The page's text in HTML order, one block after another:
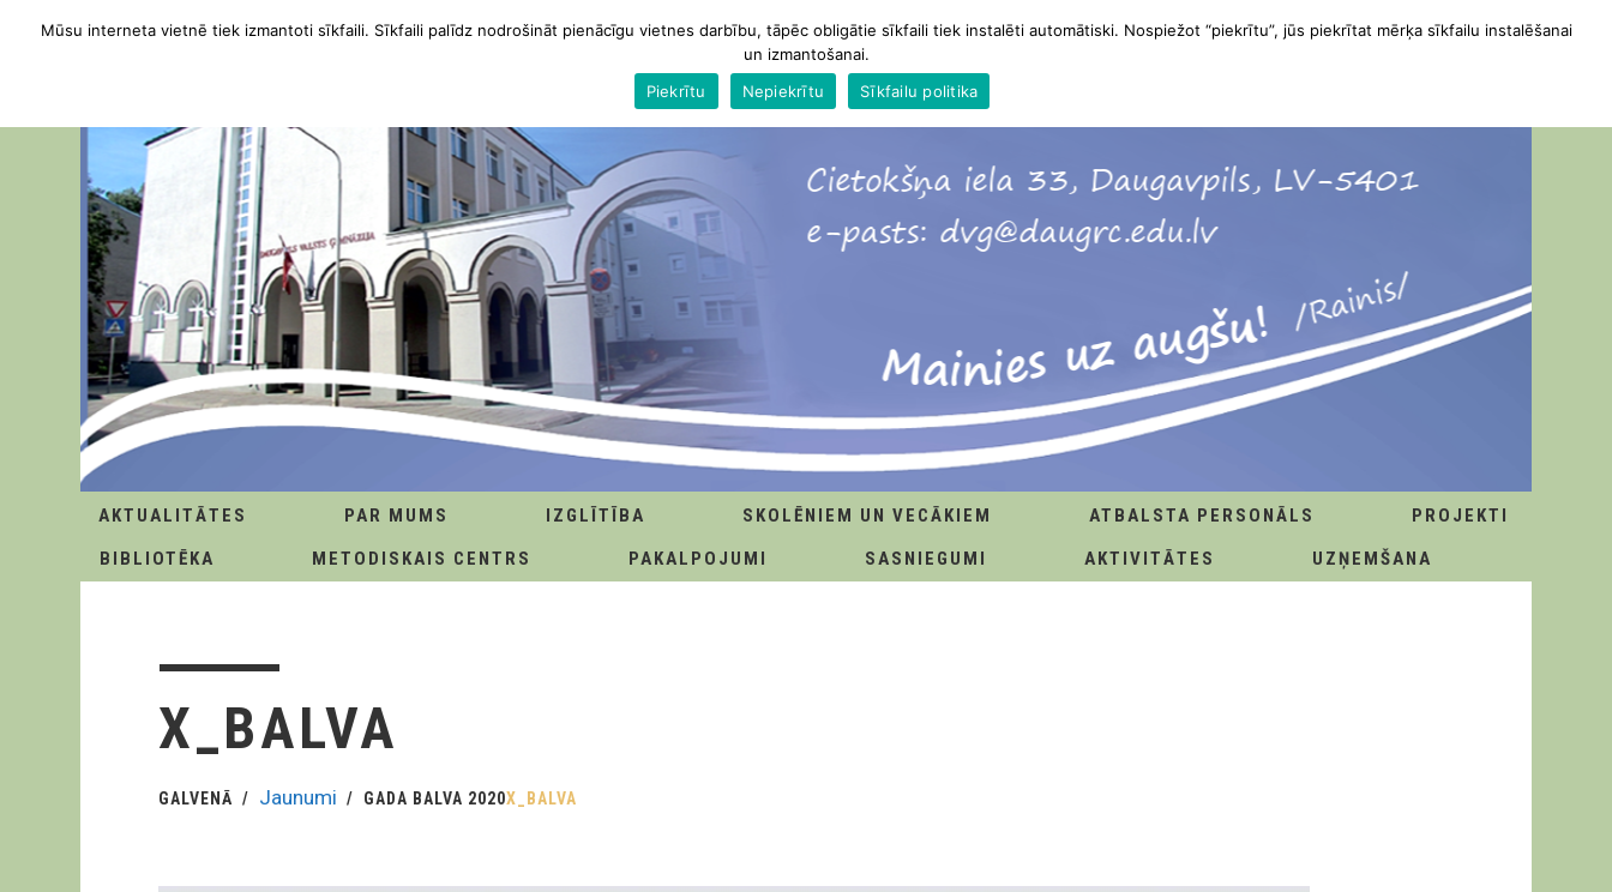
AKTUALITĀTES PAR MUMS IZGLĪTĪBA SKOLĒNIEM UN VECĀKIEM ATBALSTA PERSONĀLS
PROJEKTI
BIBLIOTĒKA
METODISKAIS CENTRS PAKALPOJUMI SASNIEGUMI AKTIVITĀTES UZŅEMŠANA
X_BALVA
GALVENĀ Jaunumi GADA BALVA 2020X_BALVA
Mūsu interneta vietnē tiek izmantoti sīkfaili. Sīkfaili palīdz nodrošināt pienācīgu vietnes darbību, tāpēc obligātie sīkfaili tiek instalēti automātiski. Nospiežot “piekrītu”, jūs piekrītat mērķa sīkfailu instalēšanai
un izmantošanai.
Piekrītu
Nepiekrītu Sīkfailu politika